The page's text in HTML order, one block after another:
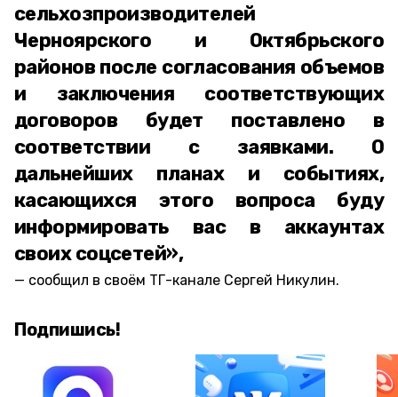
сельхозпроизводителей
Черноярского и Октябрьского
районов после согласования объемов
и заключения соответствующих
договоров будет поставлено в
соответствии с заявками. О
дальнейших планах и событиях,
касающихся этого вопроса буду
информировать вас в аккаунтах
своих соцсетей»,
сообщил в своём ТГ-канале Сергей Никулин.
Подпишись!